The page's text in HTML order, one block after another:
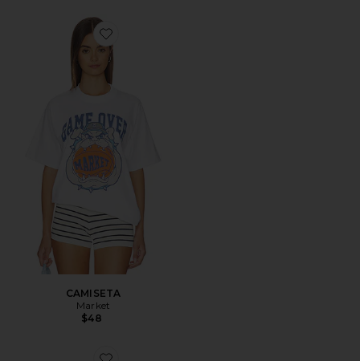
Favorite CAMISETA
CAMISETA
Market
$48